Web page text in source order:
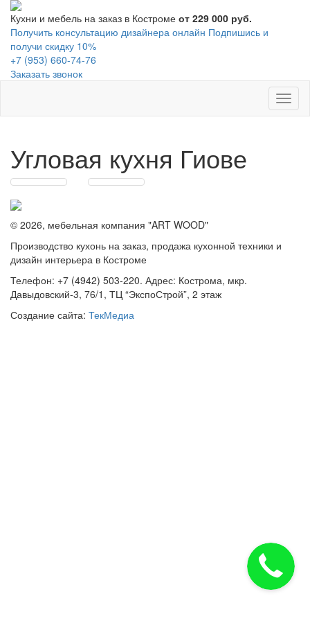
Кухни и мебель на заказ в Костроме от 229 000 руб.
Получить консультацию дизайнера онлайн Подпишись и
получи скидку 10%
+7 (953) 660-74-76
Заказать звонок
Угловая кухня Гиове
© 2026, мебельная компания "ART WOOD"
Производство кухонь на заказ, продажа кухонной техники и
дизайн интерьера в Костроме
Телефон: +7 (4942) 503-220. Адрес: Кострома, мкр.
Давыдовский-3, 76/1, ТЦ “ЭкспоСтрой”, 2 этаж
Создание сайта: ТекМедиа